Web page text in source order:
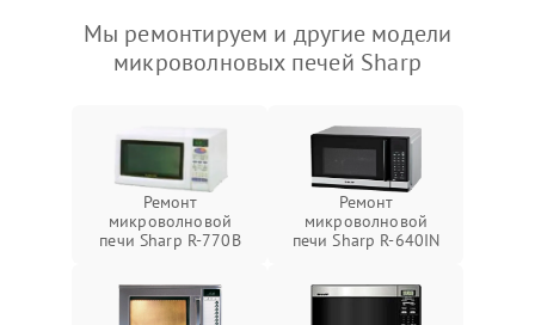
Мы ремонтируем и другие модели
микроволновых печей Sharp
Ремонт
микроволновой
печи Sharp R-770B
Ремонт
микроволновой
печи Sharp R-640IN